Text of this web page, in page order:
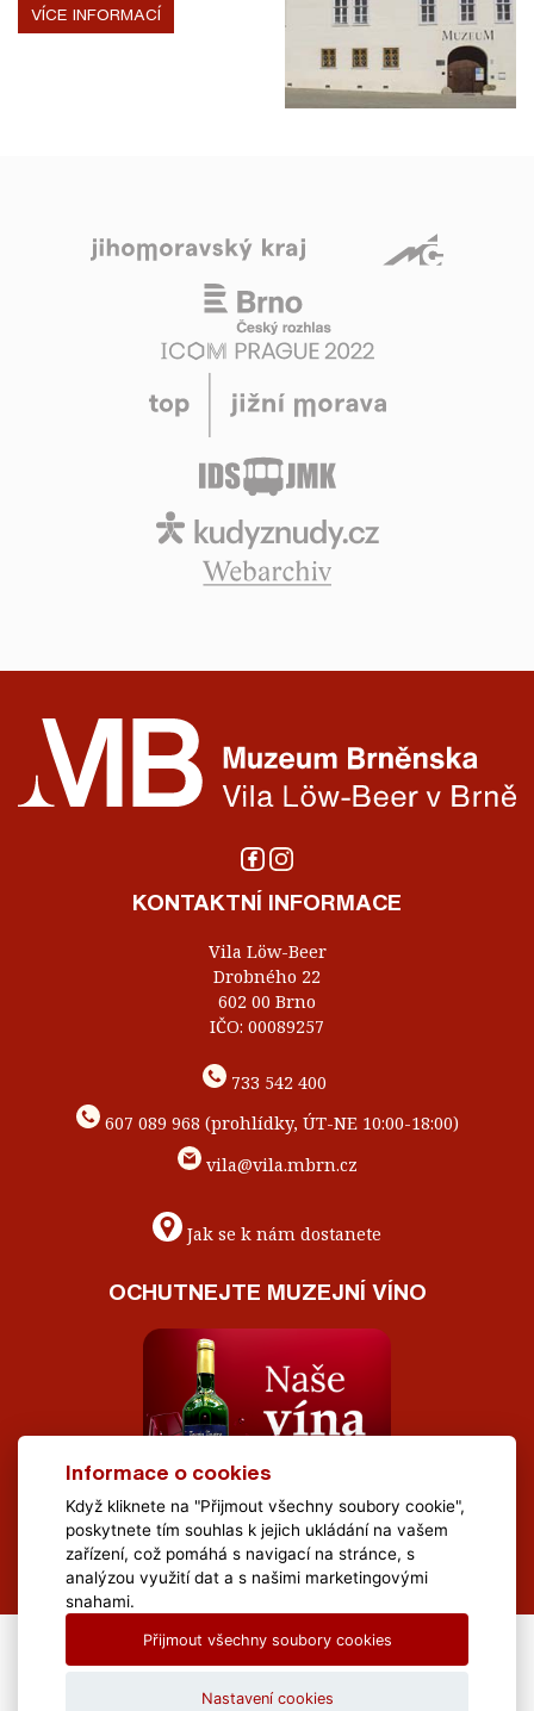
VÍCE INFORMACÍ
KONTAKTNÍ INFORMACE
Vila Löw-Beer
Drobného 22
602 00 Brno
IČO: 00089257
733 542 400
607 089 968 (prohlídky, ÚT-NE 10:00-18:00)
vila@vila.mbrn.cz
Jak se k nám dostanete
OCHUTNEJTE MUZEJNÍ VÍNO
All Rights Reserved Muzeum Brněnska © 2020, Webdesign by
Informace o cookies
Když kliknete na "Přijmout všechny soubory cookie",
poskytnete tím souhlas k jejich ukládání na vašem
zařízení, což pomáhá s navigací na stránce, s
analýzou využití dat a s našimi marketingovými
snahami.
Přijmout všechny soubory cookies
Nastavení cookies